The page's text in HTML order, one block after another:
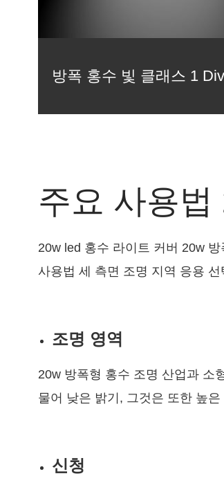
방폭 홍수 빛 클래스 1
주요 사용법
20w led 홍수 라이트 커버 20w
사용법 세 측면 조명 지역 응용 선
조명 영역
20w 방폭형 홍수 조명 산업과 소
물어 낮은 밝기, 그것은 또한 높은
신청